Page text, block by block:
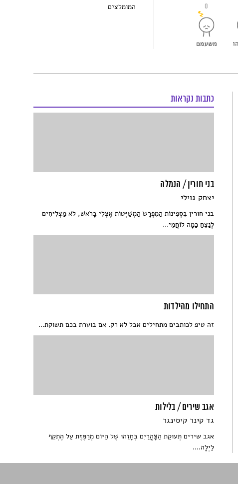
0 המומלצים
כתבות נקראות
בני חורין / הנמלה
יצחק גוילי
בני חורין בִּסְפִינוֹת הַמִּפְרָשׂ הַמְּשַׁיְּטוֹת אֶצְלִי בָּרֹאשׁ, לֹא מַצְלִיחִים
לְנַצֵּחַ כַּמָּה לוֹחֲמֵי...
התחילו מהילדות
זה טיפ לכותבים מתחילים אבל לא רק. אם בוערת בכם תשוקת...
אגב שירים / בלילות
גד קינר קיסינגר
אגב שירים תְּעוּקַת הַצָּהֳרַיִם בְּחָזֵהוּ שֶׁל הַיּוֹם מְרַמֶּזֶת עַל הֶתְקֵף
לַיְלָה....